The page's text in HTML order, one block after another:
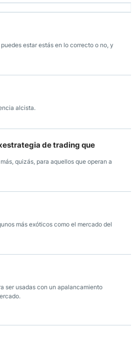
estar estás en lo correcto o no, y
alcista.
de trading que
quizás, para aquellos que operan a
más exóticos como el mercado del
ser usadas con un apalancamiento